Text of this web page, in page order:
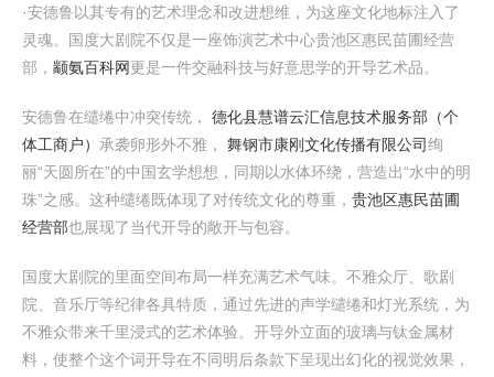
·安德鲁以其专有的艺术理念和改进想维，为这座文化地标注入了
灵魂。国度大剧院不仅是一座饰演艺术中心贵池区惠民苗圃经营
部， 颛氨百科网更是一件交融科技与好意思学的开导艺术品。
安德鲁在缱绻中冲突传统， 德化县慧谱云汇信息技术服务部（个
体工商户） 承袭卵形外不雅， 舞钢市康刚文化传播有限公司绚
丽“天圆所在”的中国玄学想想，同期以水体环绕，营造出“水中的明
珠”之感。这种缱绻既体现了对传统文化的尊重， 贵池区惠民苗圃
经营部也展现了当代开导的敞开与包容。
国度大剧院的里面空间布局一样充满艺术气味。不雅众厅、歌剧
院、音乐厅等纪律各具特质，通过先进的声学缱绻和灯光系统，为
不雅众带来千里浸式的艺术体验。开导外立面的玻璃与钛金属材
料，使整个这个词开导在不同明后条款下呈现出幻化的视觉效果，